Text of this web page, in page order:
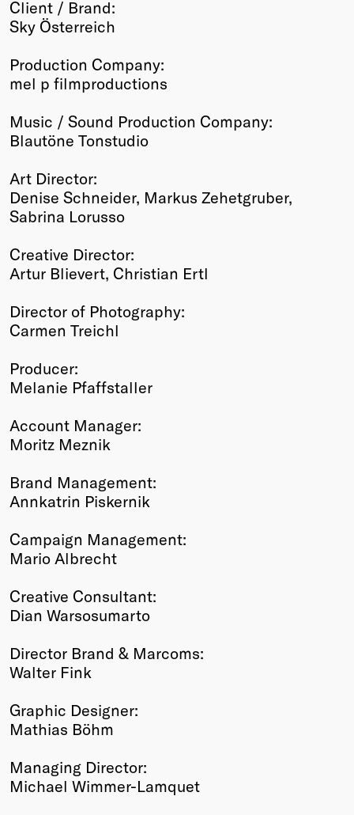
Client / Brand:
Sky Österreich
Production Company:
mel p filmproductions
Music / Sound Production Company:
Blautöne Tonstudio
Art Director:
Denise Schneider, Markus Zehetgruber,
Sabrina Lorusso
Creative Director:
Artur Blievert, Christian Ertl
Director of Photography:
Carmen Treichl
Producer:
Melanie Pfaffstaller
Account Manager:
Moritz Meznik
Brand Management:
Annkatrin Piskernik
Campaign Management:
Mario Albrecht
Creative Consultant:
Dian Warsosumarto
Director Brand & Marcoms:
Walter Fink
Graphic Designer:
Mathias Böhm
Managing Director:
Michael Wimmer-Lamquet